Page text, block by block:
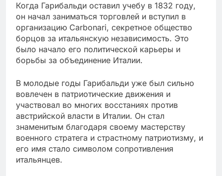
Когда Гарибальди оставил учебу в 1832 году,
он начал заниматься торговлей и вступил в
организацию Carbonari, секретное общество
борцов за итальянскую независимость. Это
было начало его политической карьеры и
борьбы за объединение Италии.
В молодые годы Гарибальди уже был сильно
вовлечен в патриотические движения и
участвовал во многих восстаниях против
австрийской власти в Италии. Он стал
знаменитым благодаря своему мастерству
военного стратега и страстному патриотизму, и
его имя стало символом сопротивления
итальянцев.